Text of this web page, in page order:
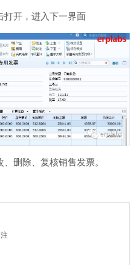
打开，进入下一界面
删除、复核销售发票。